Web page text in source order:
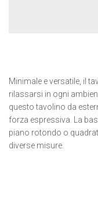
Minimale e versatile, il
rilassarsi in ogni
questo tavolino da
forza espressiva. La
piano rotondo o
diverse misure.